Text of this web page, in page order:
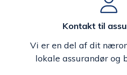
Kontakt til
Vi er en del af dit
lokale assurandør og